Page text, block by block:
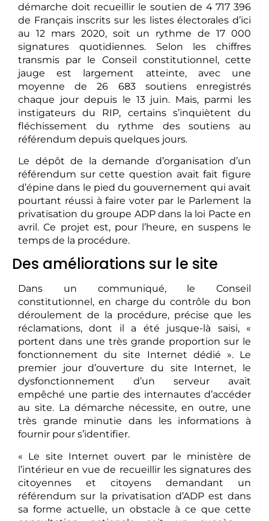
démarche doit recueillir le soutien de 4 717 396
de Français inscrits sur les listes électorales d’ici
au 12 mars 2020, soit un rythme de 17 000
signatures quotidiennes. Selon les chiffres
transmis par le Conseil constitutionnel, cette
jauge est largement atteinte, avec une
moyenne de 26 683 soutiens enregistrés
chaque jour depuis le 13 juin. Mais, parmi les
instigateurs du RIP, certains s’inquiètent du
fléchissement du rythme des soutiens au
référendum depuis quelques jours.
Le dépôt de la demande d’organisation d’un
référendum sur cette question avait fait figure
d’épine dans le pied du gouvernement qui avait
pourtant réussi à faire voter par le Parlement la
privatisation du groupe ADP dans la loi Pacte en
avril. Ce projet est, pour l’heure, en suspens le
temps de la procédure.
Des améliorations sur le site
Dans un communiqué, le Conseil
constitutionnel, en charge du contrôle du bon
déroulement de la procédure, précise que les
réclamations, dont il a été jusque-là saisi, «
portent dans une très grande proportion sur le
fonctionnement du site Internet dédié ». Le
premier jour d’ouverture du site Internet, le
dysfonctionnement d’un serveur avait
empêché une partie des internautes d’accéder
au site. La démarche nécessite, en outre, une
très grande minutie dans les informations à
fournir pour s’identifier.
« Le site Internet ouvert par le ministère de
l’intérieur en vue de recueillir les signatures des
citoyennes et citoyens demandant un
référendum sur la privatisation d’ADP est dans
sa forme actuelle, un obstacle à ce que cette